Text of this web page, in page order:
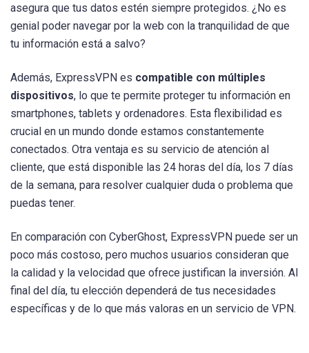
asegura que tus datos estén siempre protegidos. ¿No es
genial poder navegar por la web con la tranquilidad de que
tu información está a salvo?
Además, ExpressVPN es compatible con múltiples
dispositivos, lo que te permite proteger tu información en
smartphones, tablets y ordenadores. Esta flexibilidad es
crucial en un mundo donde estamos constantemente
conectados. Otra ventaja es su servicio de atención al
cliente, que está disponible las 24 horas del día, los 7 días
de la semana, para resolver cualquier duda o problema que
puedas tener.
En comparación con CyberGhost, ExpressVPN puede ser un
poco más costoso, pero muchos usuarios consideran que
la calidad y la velocidad que ofrece justifican la inversión. Al
final del día, tu elección dependerá de tus necesidades
específicas y de lo que más valoras en un servicio de VPN.